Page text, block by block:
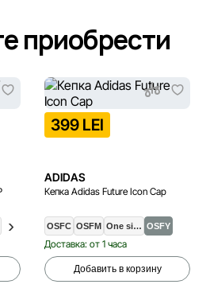
приобрести
M XL
399 LEI
ADIDAS
Кепка Adidas Future Icon Cap
OSFC OSFM One si… OSFY
Доставка: от 1 часа
Добавить в корзину